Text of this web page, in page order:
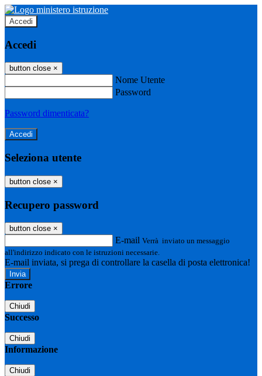
Accedi
Accedi
button close ×
Nome Utente
Password
Password dimenticata?
Seleziona utente
button close ×
Recupero password
button close ×
E-mail Verrà inviato un messaggio
all'indirizzo indicato con le istruzioni necessarie.
E-mail inviata, si prega di controllare la casella di posta elettronica!
Errore
Chiudi
Successo
Chiudi
Informazione
Chiudi